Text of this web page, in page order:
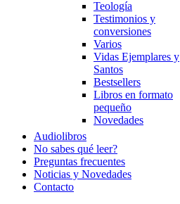
Teología
Testimonios y
conversiones
Varios
Vidas Ejemplares y
Santos
Bestsellers
Libros en formato
pequeño
Novedades
Audiolibros
No sabes qué leer?
Preguntas frecuentes
Noticias y Novedades
Contacto